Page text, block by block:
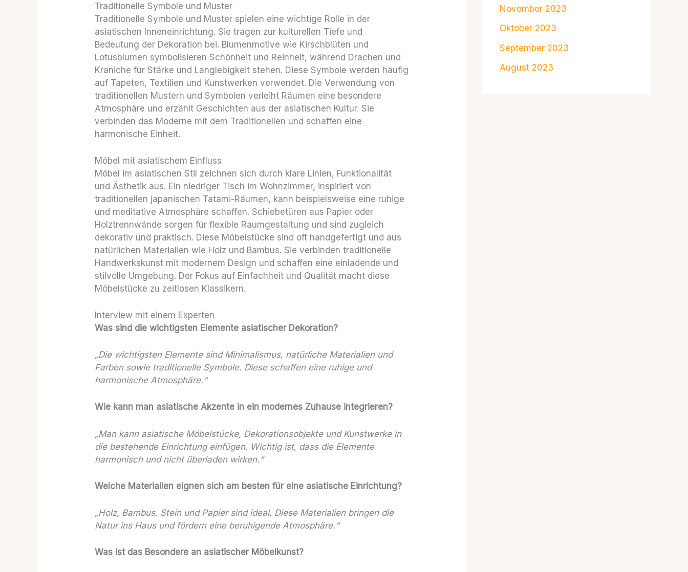
Traditionelle Symbole und Muster
Traditionelle Symbole und Muster spielen eine wichtige Rolle in der
asiatischen Inneneinrichtung. Sie tragen zur kulturellen Tiefe und
Bedeutung der Dekoration bei. Blumenmotive wie Kirschblüten und
Lotusblumen symbolisieren Schönheit und Reinheit, während Drachen und
Kraniche für Stärke und Langlebigkeit stehen. Diese Symbole werden häufig
auf Tapeten, Textilien und Kunstwerken verwendet. Die Verwendung von
traditionellen Mustern und Symbolen verleiht Räumen eine besondere
Atmosphäre und erzählt Geschichten aus der asiatischen Kultur. Sie
verbinden das Moderne mit dem Traditionellen und schaffen eine
harmonische Einheit.
Möbel mit asiatischem Einfluss
Möbel im asiatischen Stil zeichnen sich durch klare Linien, Funktionalität
und Ästhetik aus. Ein niedriger Tisch im Wohnzimmer, inspiriert von
traditionellen japanischen Tatami-Räumen, kann beispielsweise eine ruhige
und meditative Atmosphäre schaffen. Schiebetüren aus Papier oder
Holztrennwände sorgen für flexible Raumgestaltung und sind zugleich
dekorativ und praktisch. Diese Möbelstücke sind oft handgefertigt und aus
natürlichen Materialien wie Holz und Bambus. Sie verbinden traditionelle
Handwerkskunst mit modernem Design und schaffen eine einladende und
stilvolle Umgebung. Der Fokus auf Einfachheit und Qualität macht diese
Möbelstücke zu zeitlosen Klassikern.
Interview mit einem Experten
Was sind die wichtigsten Elemente asiatischer Dekoration?
„Die wichtigsten Elemente sind Minimalismus, natürliche Materialien und
Farben sowie traditionelle Symbole. Diese schaffen eine ruhige und
harmonische Atmosphäre.“
Wie kann man asiatische Akzente in ein modernes Zuhause integrieren?
„Man kann asiatische Möbelstücke, Dekorationsobjekte und Kunstwerke in
die bestehende Einrichtung einfügen. Wichtig ist, dass die Elemente
harmonisch und nicht überladen wirken.“
Welche Materialien eignen sich am besten für eine asiatische Einrichtung?
„Holz, Bambus, Stein und Papier sind ideal. Diese Materialien bringen die
Natur ins Haus und fördern eine beruhigende Atmosphäre.“
Was ist das Besondere an asiatischer Möbelkunst?
November 2023
Oktober 2023
September 2023
August 2023